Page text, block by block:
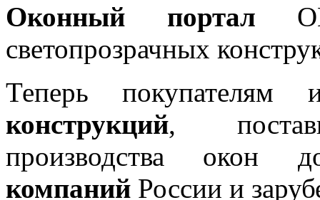
Оконный портал
светопрозрачных
Теперь покупателям
конструкций,
производства окон
компаний России и